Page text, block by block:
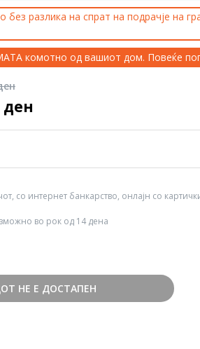
без разлика на спрат на подрачје на
комотно од вашиот дом. Повеќе
ден
со интернет банкарство, онлајн со
во рок од 14 дена
НЕ Е ДОСТАПЕН